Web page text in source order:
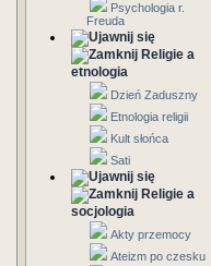
Psychologia r.
Freuda
Religie a
etnologia
Dzień Zaduszny
Etnologia religii
Kult słońca
Sati
Religie a
socjologia
Akty przemocy
Ateizm po czesku